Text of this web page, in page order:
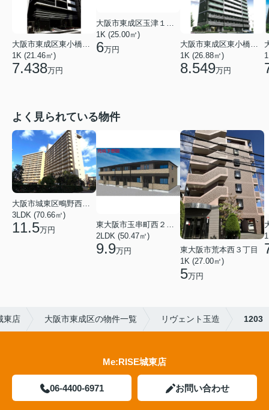
1K (21.46㎡)
7.438万円
1K (25.00㎡)
6万円
1K (26.88㎡)
8.549万円
よく見られている物件
3LDK (70.66㎡)
11.5万円
2LDK (50.47㎡)
9.9万円
東大阪市荒本西３丁目
1K (27.00㎡)
5万円
東店 大阪市東成区の物件一覧 リヴェント玉造 1203
Me:RISE城東店
06-4400-6971 お問い合わせ